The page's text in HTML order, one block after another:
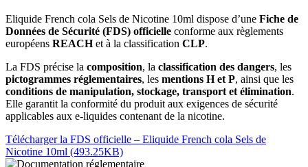
Eliquide French cola Sels de Nicotine 10ml dispose d’une Fiche de
Données de Sécurité (FDS) officielle conforme aux règlements
européens REACHet à la classification CLP.
La FDS précise la composition, la classification des dangers, les
pictogrammes réglementaires, les mentions H et P, ainsi que les
conditions de manipulation, stockage, transport et élimination.
Elle garantit la conformité du produit aux exigences de sécurité
applicables aux e-liquides contenant de la nicotine.
Télécharger la FDS officielle – Eliquide French cola Sels de
Nicotine 10ml (493.25KB)